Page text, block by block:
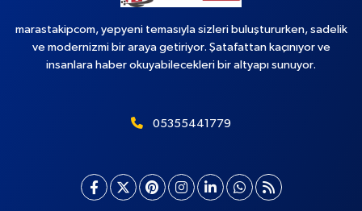
marastakipcom, yepyeni temasıyla sizleri buluştururken, sadelik
ve modernizmi bir araya getiriyor. Şatafattan kaçınıyor ve
insanlara haber okuyabilecekleri bir altyapı sunuyor.
05355441779